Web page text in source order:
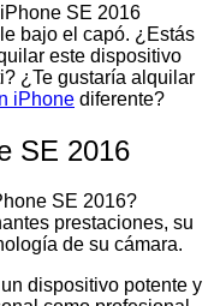
SE 2016
bajo el capó. ¿Estás
este dispositivo
¿Te gustaría alquilar
iPhone diferente?
SE 2016
SE 2016?
prestaciones, su
de su cámara.
dispositivo potente y